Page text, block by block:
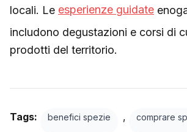
locali. Le esperienze guidate
includono degustazioni e corsi di
prodotti del territorio.
Tags: benefici spezie , comprare